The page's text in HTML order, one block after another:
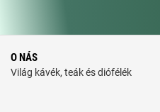
O NÁS
Világ kávék, teák és diófélék